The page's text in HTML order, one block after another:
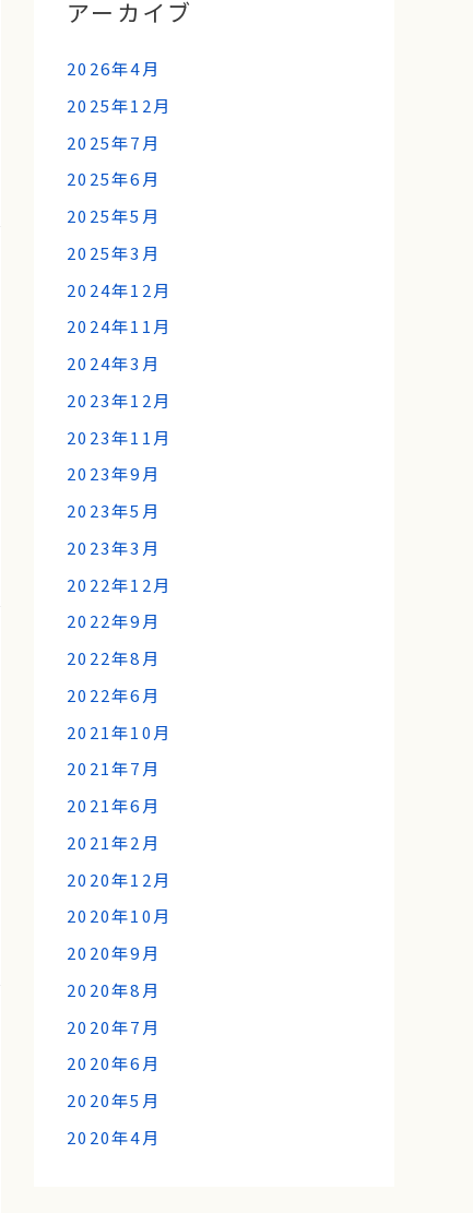
アーカイブ
2026年4月
2025年12月
2025年7月
2025年6月
2025年5月
2025年3月
2024年12月
2024年11月
2024年3月
2023年12月
2023年11月
2023年9月
2023年5月
2023年3月
2022年12月
2022年9月
2022年8月
2022年6月
2021年10月
2021年7月
2021年6月
2021年2月
2020年12月
2020年10月
2020年9月
2020年8月
2020年7月
2020年6月
2020年5月
2020年4月